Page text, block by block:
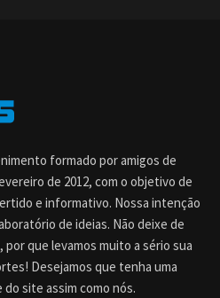
formado por amigos de
de 2012, com o objetivo de
e informativo. Nossa intenção
de ideias. Não deixe de
que levamos muito a sério sua
Desejamos que tenha uma
site assim como nós.